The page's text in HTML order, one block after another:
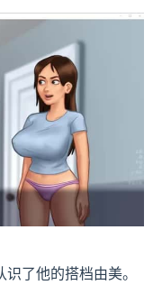
了他的搭档由美。